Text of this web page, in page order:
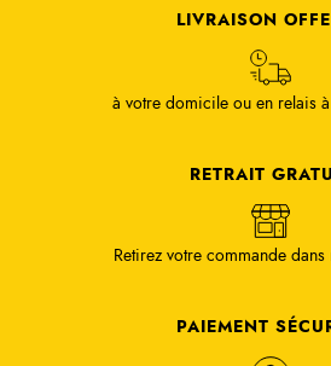
LIVRAISON
à votre domicile ou en relais
RETRAIT
Retirez votre commande
PAIEMENT